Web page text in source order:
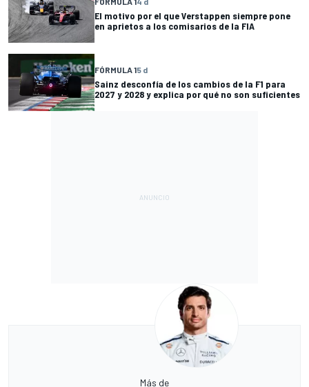
El motivo por el que Verstappen siempre pone
en aprietos a los comisarios de la FIA
FÓRMULA 15 d
Sainz desconfía de los cambios de la F1 para
2027 y 2028 y explica por qué no son suficientes
Más de